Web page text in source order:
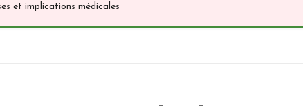
et implications médicales